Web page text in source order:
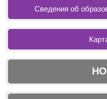
Сведения об